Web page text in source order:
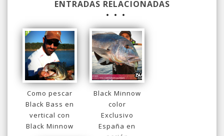
ENTRADAS RELACIONADAS
Como pescar
Black Bass en
vertical con
Black Minnow
Black Minnow
color
Exclusivo
España en